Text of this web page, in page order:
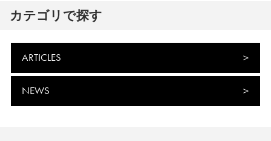
カテゴリで探す
ARTICLES
NEWS